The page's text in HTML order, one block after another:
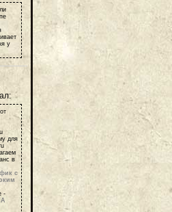
у
для
в
с
-